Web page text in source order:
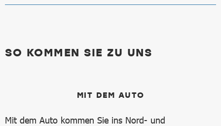
SO KOMMEN SIE ZU UNS
MIT DEM AUTO
Mit dem Auto kommen Sie ins Nord- und